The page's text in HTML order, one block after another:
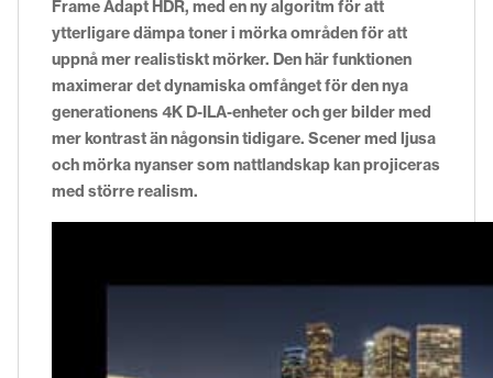
Frame Adapt HDR, med en ny algoritm för att
ytterligare dämpa toner i mörka områden för att
uppnå mer realistiskt mörker. Den här funktionen
maximerar det dynamiska omfånget för den nya
generationens 4K D-ILA-enheter och ger bilder med
mer kontrast än någonsin tidigare. Scener med ljusa
och mörka nyanser som nattlandskap kan projiceras
med större realism.